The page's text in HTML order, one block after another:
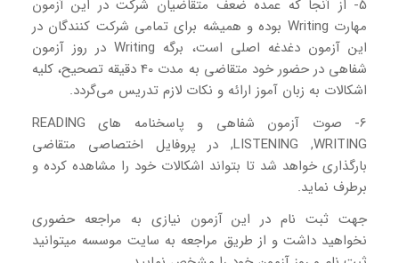
5- از آنجا که عمده ضعف متقاضیان شرکت در این آزمون
مهارت Writing بوده و همیشه برای تمامی شرکت کنندگان در
این آزمون دغدغه اصلی است، برگه Writing در روز آزمون
شفاهی در حضور خود متقاضی به مدت 40 دقیقه تصحیح، کلیه
اشکالات به زبان آموز ارائه و نکات لازم تدریس می‌گردد.
6- صوت آزمون شفاهی و پاسخنامه های READING
,LISTENING ,WRITING در پروفایل اختصاصی متقاضی
بارگذاری خواهد شد تا بتواند اشکالات خود را مشاهده کرده و
برطرف نماید.
جهت ثبت نام در این آزمون نیازی به مراجعه حضوری
نخواهید داشت و از طریق مراجعه به سایت موسسه میتوانید